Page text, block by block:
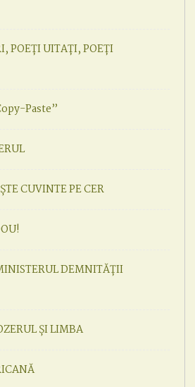
POEȚI UITAȚI, POEȚI
Paste”
CUVINTE PE CER
DEMNITĂȚII
ȘI LIMBA